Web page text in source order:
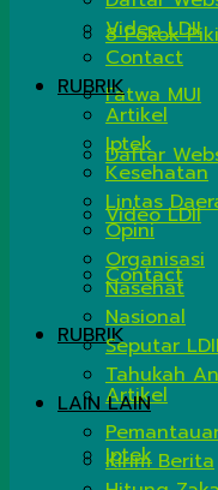
8 Pokok
Fatwa MUI
Daftar
Video LDII
Contact
RUBRIK
Artikel
Iptek
Video LDII
Contact
RUBRIK
Artikel
Iptek
Kesehatan
Lintas
Opini
Organisasi
Nasehat
Nasional
Seputar
Tahukah
LAIN LAIN
Kirim Berita